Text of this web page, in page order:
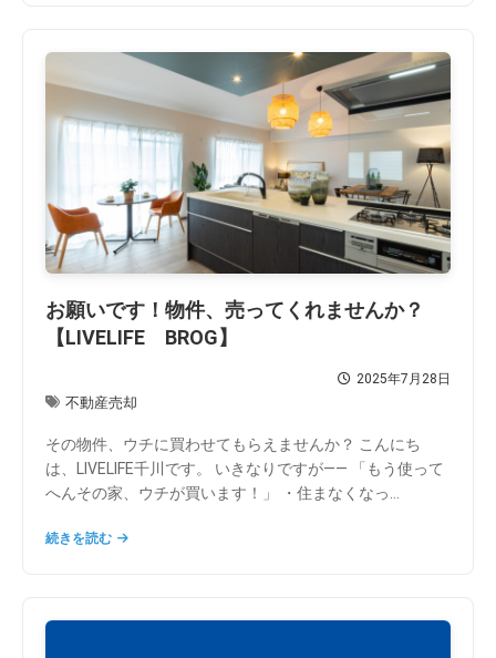
お願いです！物件、売ってくれませんか？
【LIVELIFE BROG】
2025年7月28日
不動産売却
その物件、ウチに買わせてもらえませんか？ こんにち
は、LIVELIFE千川です。 いきなりですが―― 「もう使って
へんその家、ウチが買います！」 ・住まなくなっ...
続きを読む